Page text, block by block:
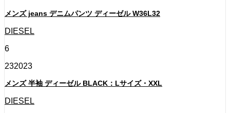
メンズ jeans デニムパンツ ディーゼル W36L32
DIESEL
6
232023
メンズ 半袖 ディーゼル BLACK：Lサイズ・XXL
DIESEL